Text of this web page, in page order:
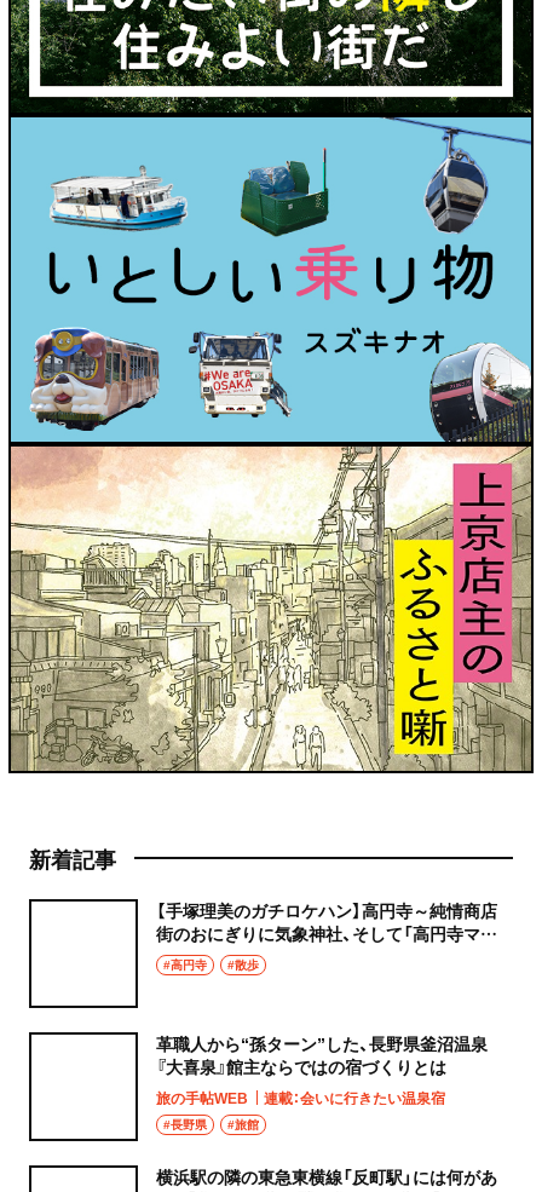
新着記事
【手塚理美のガチロケハン】高円寺～純情商店
街のおにぎりに気象神社、そして「高円寺マシ
タ」へ！
#高円寺 #散歩
革職人から“孫ターン”した、長野県釜沼温泉
『大喜泉』館主ならではの宿づくりとは
旅の手帖WEB 連載：会いに行きたい温泉宿
#長野県 #旅館
横浜駅の隣の東急東横線「反町駅」には何があ